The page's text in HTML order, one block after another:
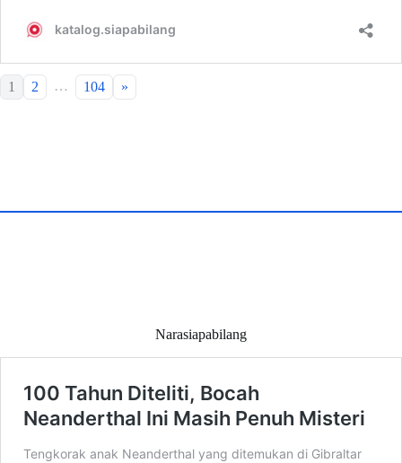
1 2 … 104 »
Narasiapabilang